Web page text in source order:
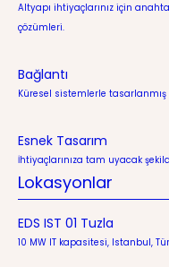
Altyapı ihtiyaçlarınız için
çözümleri.
Bağlantı
Küresel sistemlerle
Esnek Tasarım
İhtiyaçlarınıza tam uyacak
Lokasyonlar
EDS IST 01 Tuzla
10 MW IT kapasitesi, Istanbul,